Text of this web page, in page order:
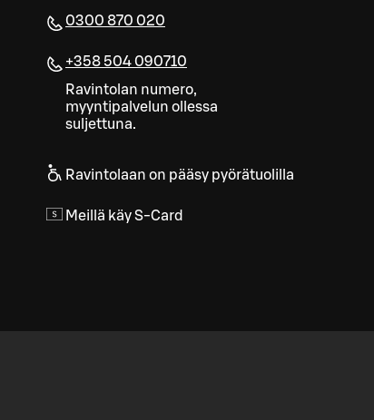
0300 870 020
+358 504 090710
Ravintolan numero,
myyntipalvelun ollessa
suljettuna.
Ravintolaan on pääsy pyörätuolilla
Meillä käy S-Card